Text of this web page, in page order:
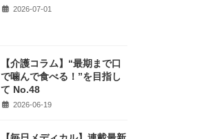
2026-07-01
【介護コラム】“最期まで口
で噛んで食べる！”を目指し
て No.48
2026-06-19